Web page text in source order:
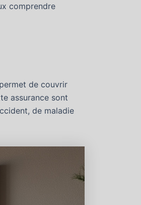
comprendre
de couvrir
assurance sont
de maladie